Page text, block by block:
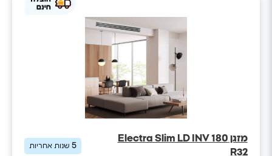
מזגן Electra Slim LD INV 180
R32
5שנות אחריות